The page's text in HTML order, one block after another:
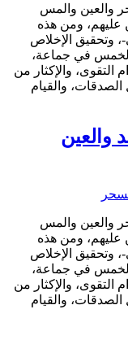
والعين والمس
ومن هذه
، وتحقيق الإخلاص
الخمس في جماعة،
التقوى، والإكثار من
الصدقات، والقيام
والعين
والعين والمس
ومن هذه
، وتحقيق الإخلاص
الخمس في جماعة،
التقوى، والإكثار من
الصدقات، والقيام